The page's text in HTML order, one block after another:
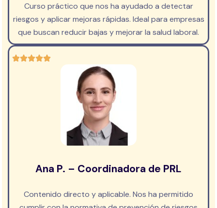
Curso práctico que nos ha ayudado a detectar
riesgos y aplicar mejoras rápidas. Ideal para empresas
que buscan reducir bajas y mejorar la salud laboral.
Ana P. – Coordinadora de PRL
Contenido directo y aplicable. Nos ha permitido